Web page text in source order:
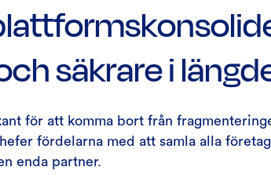
säkrare i
för att komma bort från
fördelarna med att samla alla
enda partner.